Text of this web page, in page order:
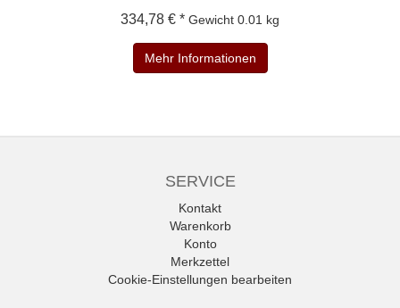
334,78 € * Gewicht 0.01 kg
Mehr Informationen
SERVICE
Kontakt
Warenkorb
Konto
Merkzettel
Cookie-Einstellungen bearbeiten